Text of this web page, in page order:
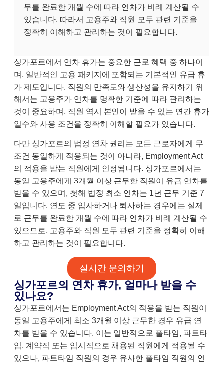
무를 완료한 개월 수에 따라 연차가 비례 계산될 수
있습니다. 따라서 고용주와 직원 모두 관련 기준을
정확히 이해하고 관리하는 것이 필요합니다.
싱가포르에서 연차 휴가는 중요한 근로 혜택 중 하나이
며, 일반적인 고용 패키지에 포함되는 기본적인 유급 휴
가 제도입니다. 직원의 만족도와 생산성을 유지하기 위
해서는 고용주가 연차를 명확한 기준에 따라 관리하는
것이 중요하며, 직원 역시 본인이 받을 수 있는 연간 휴가
일수와 사용 조건을 정확히 이해할 필요가 있습니다.
다만 싱가포르의 법정 연차 권리는 모든 근로자에게 무
조건 동일하게 적용되는 것이 아니라, Employment Act
의 적용을 받는 직원에게 인정됩니다. 싱가포르에서는
동일 고용주에게 3개월 이상 근무한 직원이 유급 연차를
받을 수 있으며, 첫해 법정 최소 연차는 1년 근무 기준 7
일입니다. 연도 중 입사하거나 퇴사하는 경우에는 실제
로 근무를 완료한 개월 수에 따라 연차가 비례 계산될 수
있으므로, 고용주와 직원 모두 관련 기준을 정확히 이해
하고 관리하는 것이 필요합니다.
실시간 문의하기
싱가포르의 연차 휴가, 얼마나 받을 수
있나요?
싱가포르에서는 Employment Act의 적용을 받는 직원이
동일 고용주에게 최소 3개월 이상 근무한 경우 유급 연
차를 받을 수 있습니다. 이는 일반적으로 풀타임, 파트타
임, 계약직 또는 임시직으로 채용된 직원에게 적용될 수
있으나, 파트타임 직원의 경우 유사한 풀타임 직원의 연